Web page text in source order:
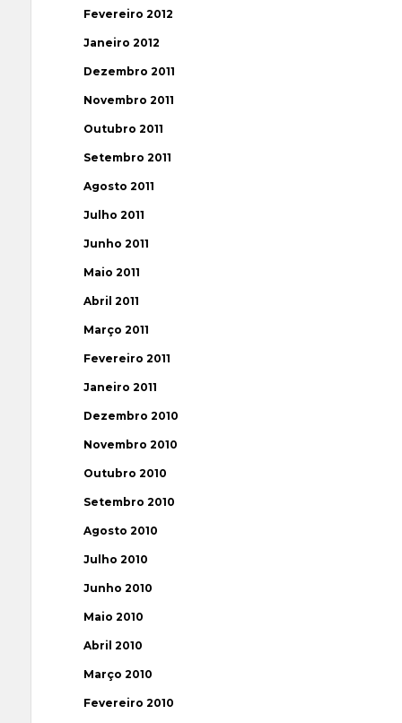
Fevereiro 2012
Janeiro 2012
Dezembro 2011
Novembro 2011
Outubro 2011
Setembro 2011
Agosto 2011
Julho 2011
Junho 2011
Maio 2011
Abril 2011
Março 2011
Fevereiro 2011
Janeiro 2011
Dezembro 2010
Novembro 2010
Outubro 2010
Setembro 2010
Agosto 2010
Julho 2010
Junho 2010
Maio 2010
Abril 2010
Março 2010
Fevereiro 2010